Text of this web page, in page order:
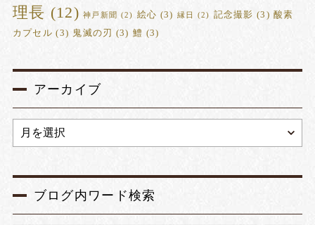
理長 (12) 神戸新聞 (2) 絵心 (3) 縁日 (2) 記念撮影 (3) 酸素
カプセル (3) 鬼滅の刃 (3) 鱧 (3)
アーカイブ
ブログ内ワード検索